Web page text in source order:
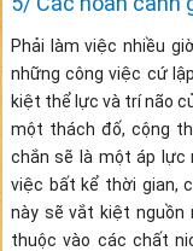
Phải làm việc nhiều
những công việc cứ
kiệt thể lực và trí não
một thách đố, cộng
chắn sẽ là một áp lực
việc bất kể thời gian,
này sẽ vắt kiệt nguồn
thuộc vào các chất